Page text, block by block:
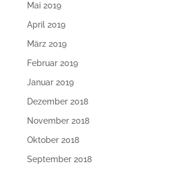
Mai 2019
April 2019
März 2019
Februar 2019
Januar 2019
Dezember 2018
November 2018
Oktober 2018
September 2018